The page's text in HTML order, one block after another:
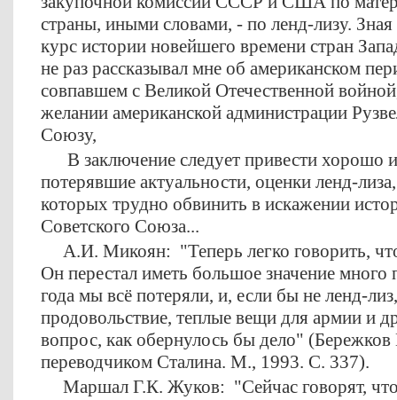
страны, иными словами, - по ленд-лизу.
курс истории новейшего времени стран
не раз рассказывал мне об американском
совпавшем с Великой Отечественной
желании американской администрации
Союзу,
В заключение следует привести хорошо
потерявшие актуальности, оценки ленд-
которых трудно обвинить в искажении
Советского Союза...
А.И. Микоян: "Теперь легко говорить, что
Он перестал иметь большое значение
года мы всё потеряли, и, если бы не ленд-
продовольствие, теплые вещи для армии и
вопрос, как обернулось бы дело"
переводчиком Сталина. М., 1993. С. 337).
Маршал Г.К. Жуков: "Сейчас говорят, что